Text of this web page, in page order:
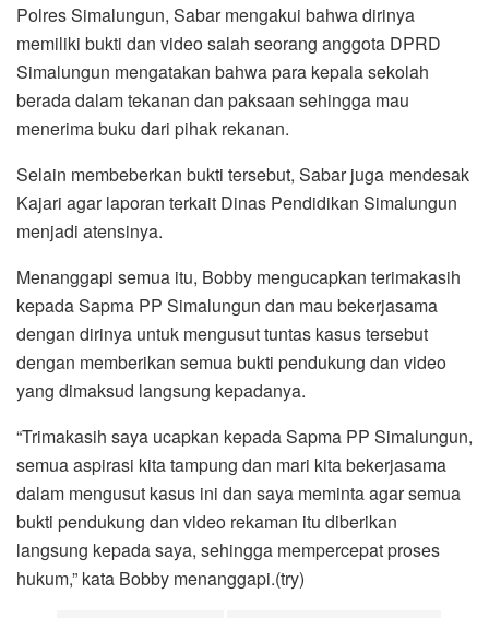
Polres Simalungun, Sabar mengakui bahwa dirinya
memiliki bukti dan video salah seorang anggota DPRD
Simalungun mengatakan bahwa para kepala sekolah
berada dalam tekanan dan paksaan sehingga mau
menerima buku dari pihak rekanan.
Selain membeberkan bukti tersebut, Sabar juga mendesak
Kajari agar laporan terkait Dinas Pendidikan Simalungun
menjadi atensinya.
Menanggapi semua itu, Bobby mengucapkan terimakasih
kepada Sapma PP Simalungun dan mau bekerjasama
dengan dirinya untuk mengusut tuntas kasus tersebut
dengan memberikan semua bukti pendukung dan video
yang dimaksud langsung kepadanya.
“Trimakasih saya ucapkan kepada Sapma PP Simalungun,
semua aspirasi kita tampung dan mari kita bekerjasama
dalam mengusut kasus ini dan saya meminta agar semua
bukti pendukung dan video rekaman itu diberikan
langsung kepada saya, sehingga mempercepat proses
hukum,” kata Bobby menanggapi.(try)